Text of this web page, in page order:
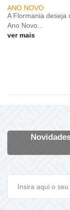
ANO NOVO
A Flormania deseja
Ano Novo...
ver mais